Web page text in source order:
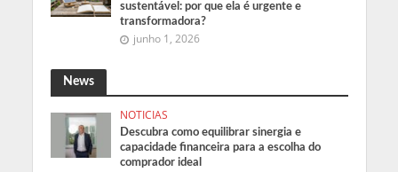
sustentável: por que ela é urgente e
transformadora?
junho 1, 2026
News
NOTICIAS
Descubra como equilibrar sinergia e
capacidade financeira para a escolha do
comprador ideal